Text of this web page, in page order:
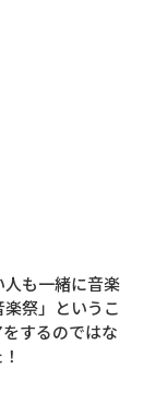
も一緒に音楽
祭」というこ
するのではな